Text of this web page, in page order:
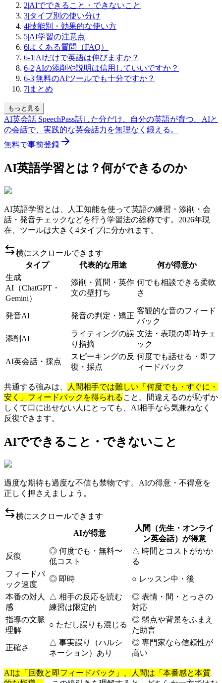
2|AIでできること・できないこと
3|タイプ別の使い分け
4|技能別・効果的な使い方
5|AI学習の注意点
6|よくある質問（FAQ）
6-1 |AIだけで英語は伸びますか？
6-2|AIの添削や説明は信用していいですか？
6-3|無料のAIツールでも十分ですか？
7| まとめ
もっと見る
AI英会話 SpeechPass話した分だけ、自分の英語が育つ。 AIと
の会話で、実践的な英会話力を無理なく鍛える。
無料で事前登録
AI英語学習とは？何ができるのか
AI英語学習とは、人工知能を使って英語の練習・添削・会
話・発音チェックなどを行う学習法の総称です。2026年現
在、ツールは大きく4タイプに分かれます。
横にスクロールできます
タイプ
代表的な用途
何が得意か
生成
AI（ChatGPT・
Gemini）
添削・質問・英作
文の壁打ち
何でも相談できる柔軟
さ
発音AI 発音の判定・矯正
客観的な音のフィード
バック
添削AI
ライティングの誤
り指摘
文法・表現の即時チェ
ック
AI英会話・採点
スピーキングの反
復・採点
何度でも話せる・即フ
ィードバック
共通する強みは、
人間相手では難しい「何度でも・すぐに・
安く」フィードバックを得られる こと。間違えるのが恥ずか
しくて口に出せない人にとっても、AI相手なら気兼ねなく
反復できます。
AIでできること・できないこと
過度な期待も過度な不信も禁物です。AIの得意・不得意を
正しく押さえましょう。
横にスクロールできます
AIが得意
人間（先生・オンライ
ン英会話）が得意
反復
◎ 何度でも・無料〜
低コスト
△ 時間とコストがかか
る
フィードバ
ック速度
◎ 即時 ○ レッスン中・後
本番の対人
感
△ 相手の反応を読む
練習は限定的
◎ 表情・間・とっさの
対応
指導の文脈
理解
○ ただし誤りも混じる
◎ 弱点や背景をふまえ
た助言
正確さ
△ 事実誤り（ハルシ
ネーション）あり
◎ 専門家なら信頼性が
高い
AIは「回数と即フィードバック」、人間は「本番感と本質